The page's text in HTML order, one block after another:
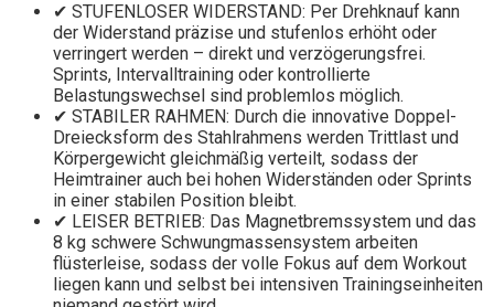
✔ STUFENLOSER WIDERSTAND: Per Drehknauf kann
der Widerstand präzise und stufenlos erhöht oder
verringert werden – direkt und verzögerungsfrei.
Sprints, Intervalltraining oder kontrollierte
Belastungswechsel sind problemlos möglich.
✔ STABILER RAHMEN: Durch die innovative Doppel-
Dreiecksform des Stahlrahmens werden Trittlast und
Körpergewicht gleichmäßig verteilt, sodass der
Heimtrainer auch bei hohen Widerständen oder Sprints
in einer stabilen Position bleibt.
✔ LEISER BETRIEB: Das Magnetbremssystem und das
8 kg schwere Schwungmassensystem arbeiten
flüsterleise, sodass der volle Fokus auf dem Workout
liegen kann und selbst bei intensiven Trainingseinheiten